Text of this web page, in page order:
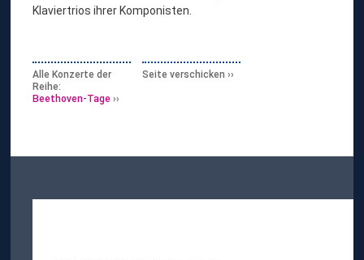
Klaviertrios ihrer Komponisten.
Alle Konzerte der
Reihe:
Beethoven-Tage
Seite verschicken